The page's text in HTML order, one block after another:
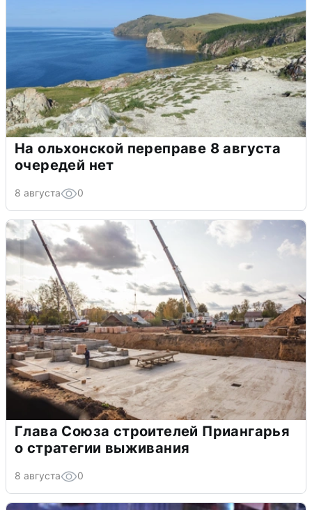
На ольхонской переправе 8 августа
очередей нет
8 августа 0
Глава Союза строителей Приангарья
о стратегии выживания
8 августа 0